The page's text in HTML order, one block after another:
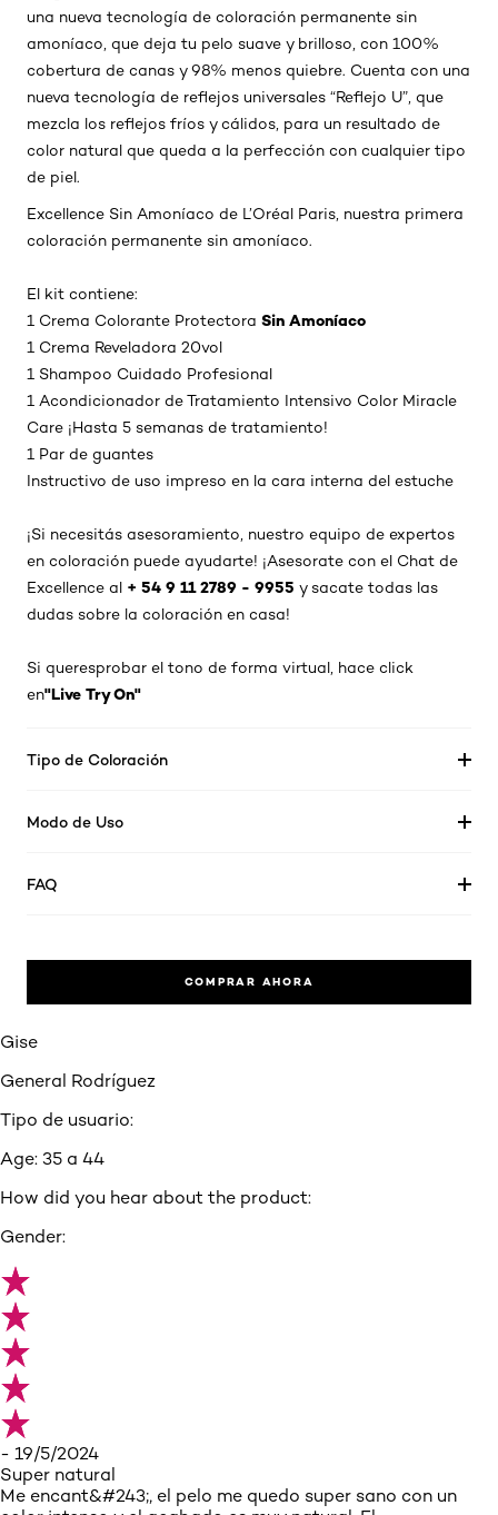
una nueva tecnología de coloración permanente sin
amoníaco, que deja tu pelo suave y brilloso, con 100%
cobertura de canas y 98% menos quiebre. Cuenta con una
nueva tecnología de reflejos universales “Reflejo U”, que
mezcla los reflejos fríos y cálidos, para un resultado de
color natural que queda a la perfección con cualquier tipo
de piel.
Excellence Sin Amoníaco de L’Oréal Paris, nuestra primera
coloración permanente sin amoníaco.
El kit contiene:
1 Crema Colorante Protectora Sin Amoníaco
1 Crema Reveladora 20vol
1 Shampoo Cuidado Profesional
1 Acondicionador de Tratamiento Intensivo Color Miracle
Care ¡Hasta 5 semanas de tratamiento!
1 Par de guantes
Instructivo de uso impreso en la cara interna del estuche
¡Si necesitás asesoramiento, nuestro equipo de expertos
en coloración puede ayudarte! ¡Asesorate con el Chat de
Excellence al + 54 9 11 2789 - 9955 y sacate todas las
dudas sobre la coloración en casa!
Si queresprobar el tono de forma virtual, hace click
en"Live TryOn"
Tipo de Coloración
Modo de Uso
FAQ
COMPRAR AHORA
Gise
General Rodríguez
Tipo de usuario:
Age: 35 a 44
How did you hear about the product:
Gender:
- 19/5/2024
Super natural
Me encant&#243;, el pelo me quedo super sano con un